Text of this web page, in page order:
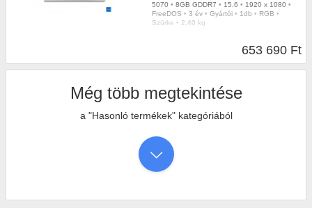
5070 • 8GB GDDR7 • 15.6 • 1920 x 1080 •
FreeDOS • 3 év • Gyártói • 1db • RGB •
Szürke • 2,40 kg
653 690 Ft
Még több megtekintése
a "Hasonló termékek" kategóriából